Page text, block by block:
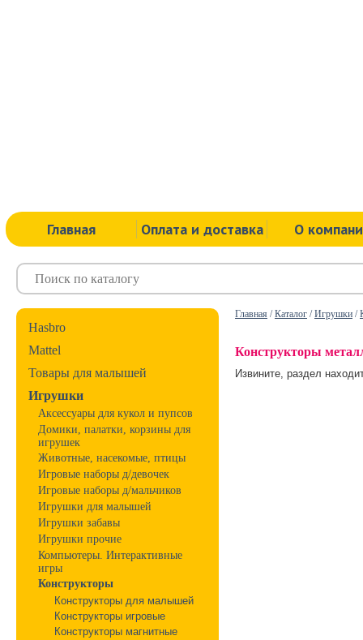
Главная Оплата и доставка О
Hasbro
Mattel
Товары для малышей
Игрушки
Аксессуары для кукол и пупсов
Домики, палатки, корзины для
игрушек
Животные, насекомые, птицы
Игровые наборы д/девочек
Игровые наборы д/мальчиков
Игрушки для малышей
Игрушки забавы
Игрушки прочие
Компьютеры. Интерактивные
игры
Конструкторы
Конструкторы для малышей
Конструкторы игровые
Конструкторы магнитные
Главная /Каталог /Игрушки /
Конструкторы
Извините, раздел